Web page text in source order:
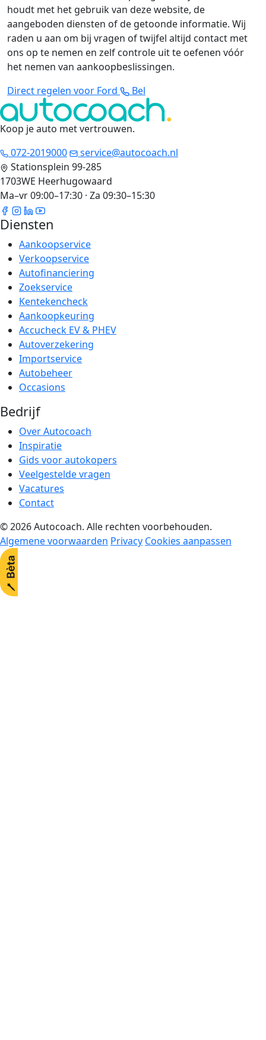
houdt met het gebruik van deze website, de
aangeboden diensten of de getoonde informatie. Wij
raden u aan om bij vragen of twijfel altijd contact met
ons op te nemen en zelf controle uit te oefenen vóór
het nemen van aankoopbeslissingen.
Direct regelen voor Ford
Bel
Koop je auto met vertrouwen.
072-2019000
service@autocoach.nl
Stationsplein 99-285
1703WE Heerhugowaard
Ma–vr 09:00–17:30 · Za 09:30–15:30
Diensten
Aankoopservice
Verkoopservice
Autofinanciering
Zoekservice
Kentekencheck
Aankoopkeuring
Accucheck EV & PHEV
Autoverzekering
Importservice
Autobeheer
Occasions
Bedrijf
Over Autocoach
Inspiratie
Gids voor autokopers
Veelgestelde vragen
Vacatures
Contact
© 2026 Autocoach. Alle rechten voorbehouden.
Algemene voorwaarden Privacy Cookies aanpassen